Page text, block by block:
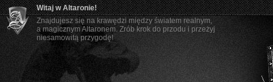
Witaj w Altaronie!
Znajdujesz się na krawędzi między światem realnym,
a magicznym Altaronem. Zrób krok do przodu i przeżyj
niesamowitą przygodę!